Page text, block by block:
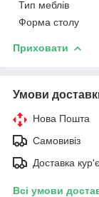
Тип меблів
Форма столу
Приховати
Умови
Нова Пошта
Самовивіз
Доставка
Всі умови